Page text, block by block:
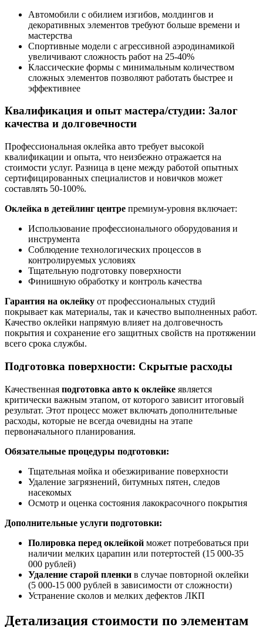
Автомобили с обилием изгибов, молдингов и
декоративных элементов требуют больше времени и
мастерства
Спортивные модели с агрессивной аэродинамикой
увеличивают сложность работ на 25-40%
Классические формы с минимальным количеством
сложных элементов позволяют работать быстрее и
эффективнее
Квалификация и опыт мастера/студии: Залог
качества и долговечности
Профессиональная оклейка авто требует высокой
квалификации и опыта, что неизбежно отражается на
стоимости услуг. Разница в цене между работой опытных
сертифицированных специалистов и новичков может
составлять 50-100%.
Оклейка в детейлинг центре премиум-уровня включает:
Использование профессионального оборудования и
инструмента
Соблюдение технологических процессов в
контролируемых условиях
Тщательную подготовку поверхности
Финишную обработку и контроль качества
Гарантия на оклейку от профессиональных студий
покрывает как материалы, так и качество выполненных работ.
Качество оклейки напрямую влияет на долговечность
покрытия и сохранение его защитных свойств на протяжении
всего срока службы.
Подготовка поверхности: Скрытые расходы
Качественная подготовка авто к оклейке является
критически важным этапом, от которого зависит итоговый
результат. Этот процесс может включать дополнительные
расходы, которые не всегда очевидны на этапе
первоначального планирования.
Обязательные процедуры подготовки:
Тщательная мойка и обезжиривание поверхности
Удаление загрязнений, битумных пятен, следов
насекомых
Осмотр и оценка состояния лакокрасочного покрытия
Дополнительные услуги подготовки:
Полировка перед оклейкой может потребоваться при
наличии мелких царапин или потертостей (15 000-35
000 рублей)
Удаление старой пленки в случае повторной оклейки
(5 000-15 000 рублей в зависимости от сложности)
Устранение сколов и мелких дефектов ЛКП
Детализация стоимости по элементам